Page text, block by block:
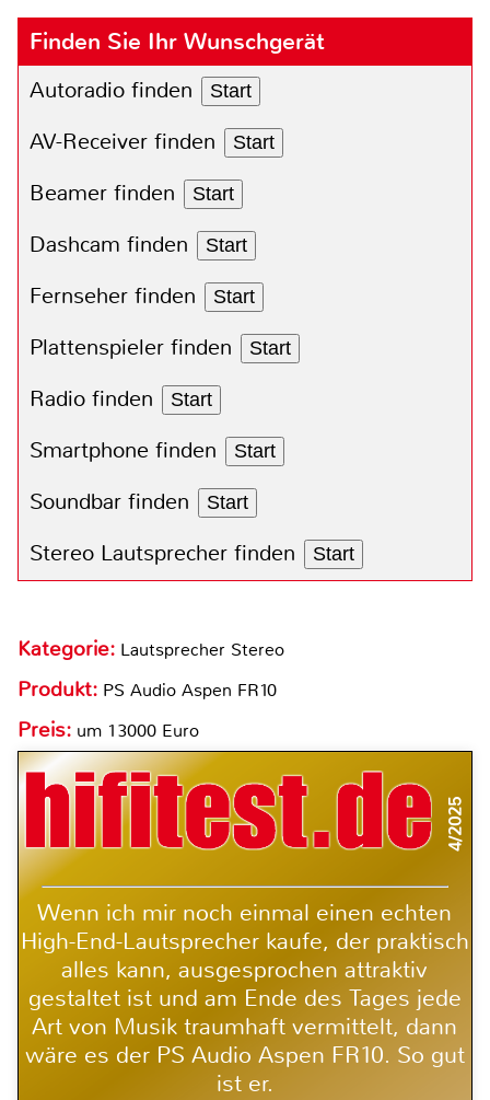
Finden Sie Ihr Wunschgerät
Autoradio finden Start
AV-Receiver finden Start
Beamer finden Start
Dashcam finden Start
Fernseher finden Start
Plattenspieler finden Start
Radio finden Start
Smartphone finden Start
Soundbar finden Start
Stereo Lautsprecher finden Start
Kategorie: Lautsprecher Stereo
Produkt: PS Audio Aspen FR10
Preis: um 13000 Euro
4/2025
Wenn ich mir noch einmal einen echten
High-End-Lautsprecher kaufe, der praktisch
alles kann, ausgesprochen attraktiv
gestaltet ist und am Ende des Tages jede
Art von Musik traumhaft vermittelt, dann
wäre es der PS Audio Aspen FR10. So gut
ist er.